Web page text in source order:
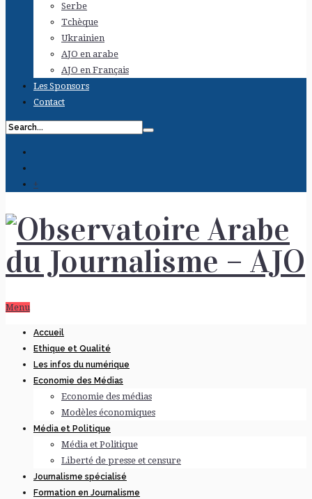
Serbe
Tchèque
Ukrainien
AJO en arabe
AJO en Français
Les Sponsors
Contact
+
Menu
Accueil
Ethique et Qualité
Les infos du numérique
Economie des Médias
Economie des médias
Modèles économiques
Média et Politique
Média et Politique
Liberté de presse et censure
Journalisme spécialisé
Formation en Journalisme